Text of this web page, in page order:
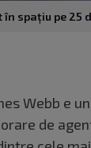
spațiu pe 25
Webb e
de